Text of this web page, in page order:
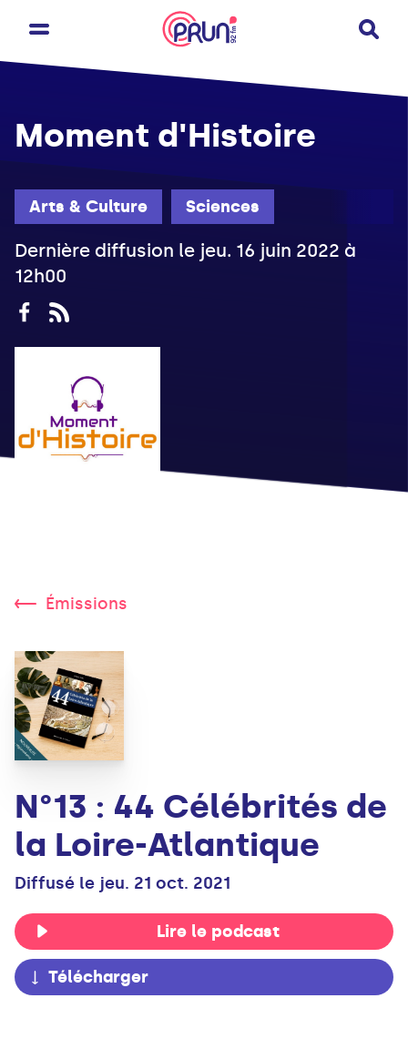
Arts & Culture Sciences
Moment d'Histoire
Dernière diffusion le jeu. 16 juin 2022 à
12h00
Émissions
N°13 : 44 Célébrités de
la Loire-Atlantique
Diffusé le jeu. 21 oct. 2021
Lire le podcast
Télécharger